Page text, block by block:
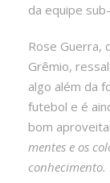
da equipe
Rose Guerra,
Grêmio,
algo além da
futebol e é
bom
mentes e os
conhecimento.